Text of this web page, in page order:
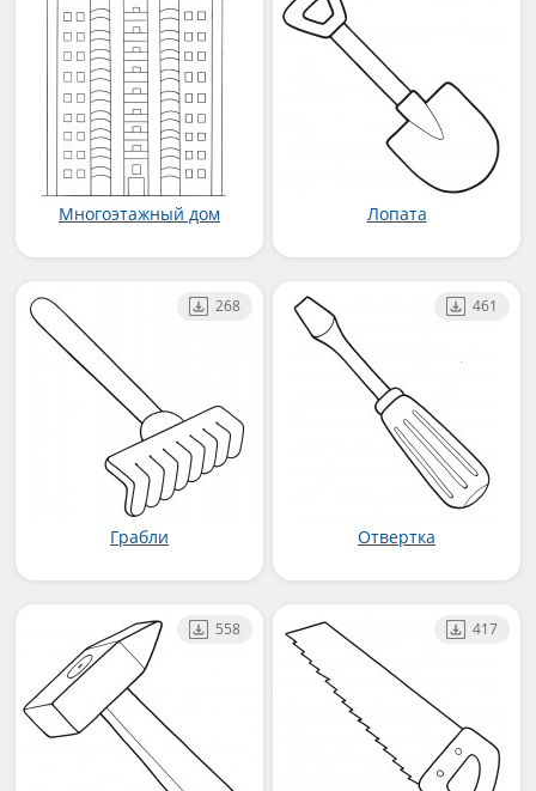
Многоэтажный дом Лопата
Грабли
268
Отвертка
461
558 417